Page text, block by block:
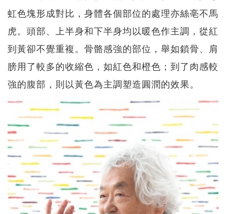
虹色塊形成對比，身體各個部位的處理亦絲亳不馬
虎。頭部、上半身和下半身均以暖色作主調，從紅
到黃卻不覺重複。骨骼感強的部位，舉如鎖骨、肩
膀用了較多的收縮色，如紅色和橙色；到了肉感較
強的腹部，則以黃色為主調塑造圓潤的效果。